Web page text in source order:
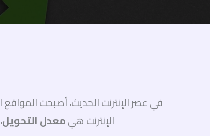
في عصر الإنترنت الحديث، أصبحت
الإنترنت هيمعدل التحويل